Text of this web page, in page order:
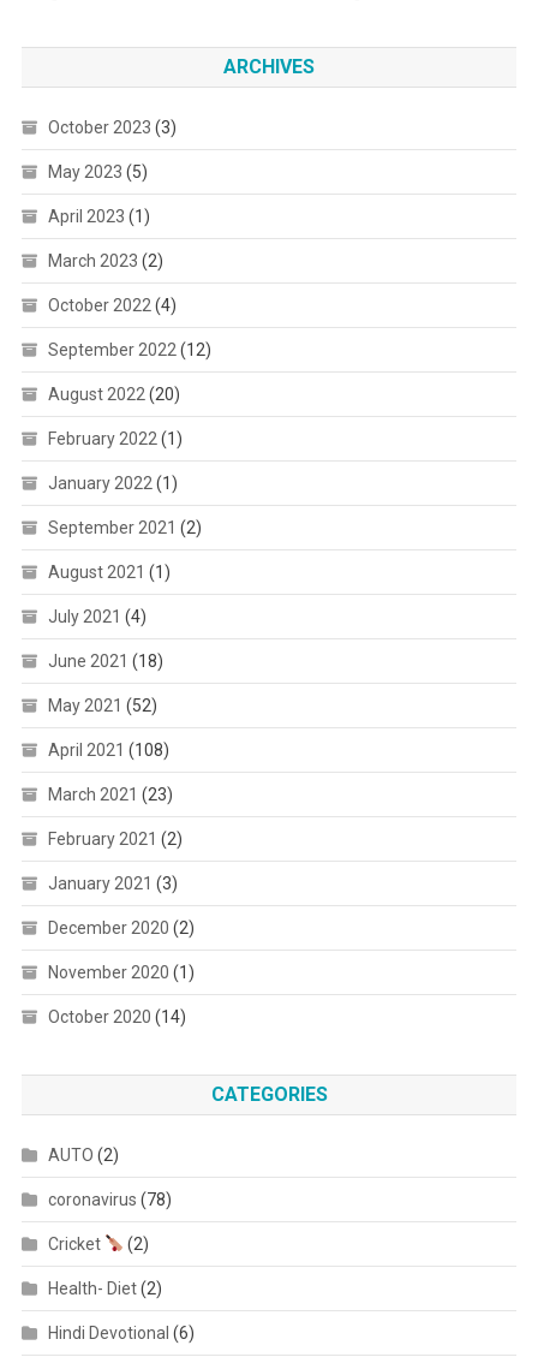
ARCHIVES
October 2023 (3)
May 2023 (5)
April 2023 (1)
March 2023 (2)
October 2022 (4)
September 2022 (12)
August 2022 (20)
February 2022 (1)
January 2022 (1)
September 2021 (2)
August 2021 (1)
July 2021 (4)
June 2021 (18)
May 2021 (52)
April 2021 (108)
March 2021 (23)
February 2021 (2)
January 2021 (3)
December 2020 (2)
November 2020 (1)
October 2020 (14)
CATEGORIES
AUTO (2)
coronavirus (78)
Cricket (2)
Health- Diet(2)
Hindi Devotional (6)